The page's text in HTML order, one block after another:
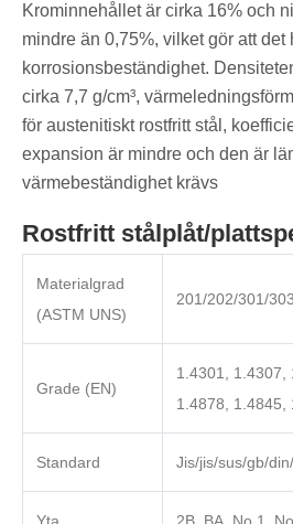
Krominnehållet är cirka 16% och
mindre än 0,75%, vilket gör att det
korrosionsbeständighet.
cirka 7,7 g/cm³,
för austenitiskt rostfritt stål,
expansion är mindre och den är
värmebeständighet krävs
Rostfritt stålplåt/
Materialgrad
(ASTM UNS)
201/202/301/
Grade (EN)
1.4301, 1.4307,
1.4878, 1.4845,
Standard Jis/jis/sus/gb/